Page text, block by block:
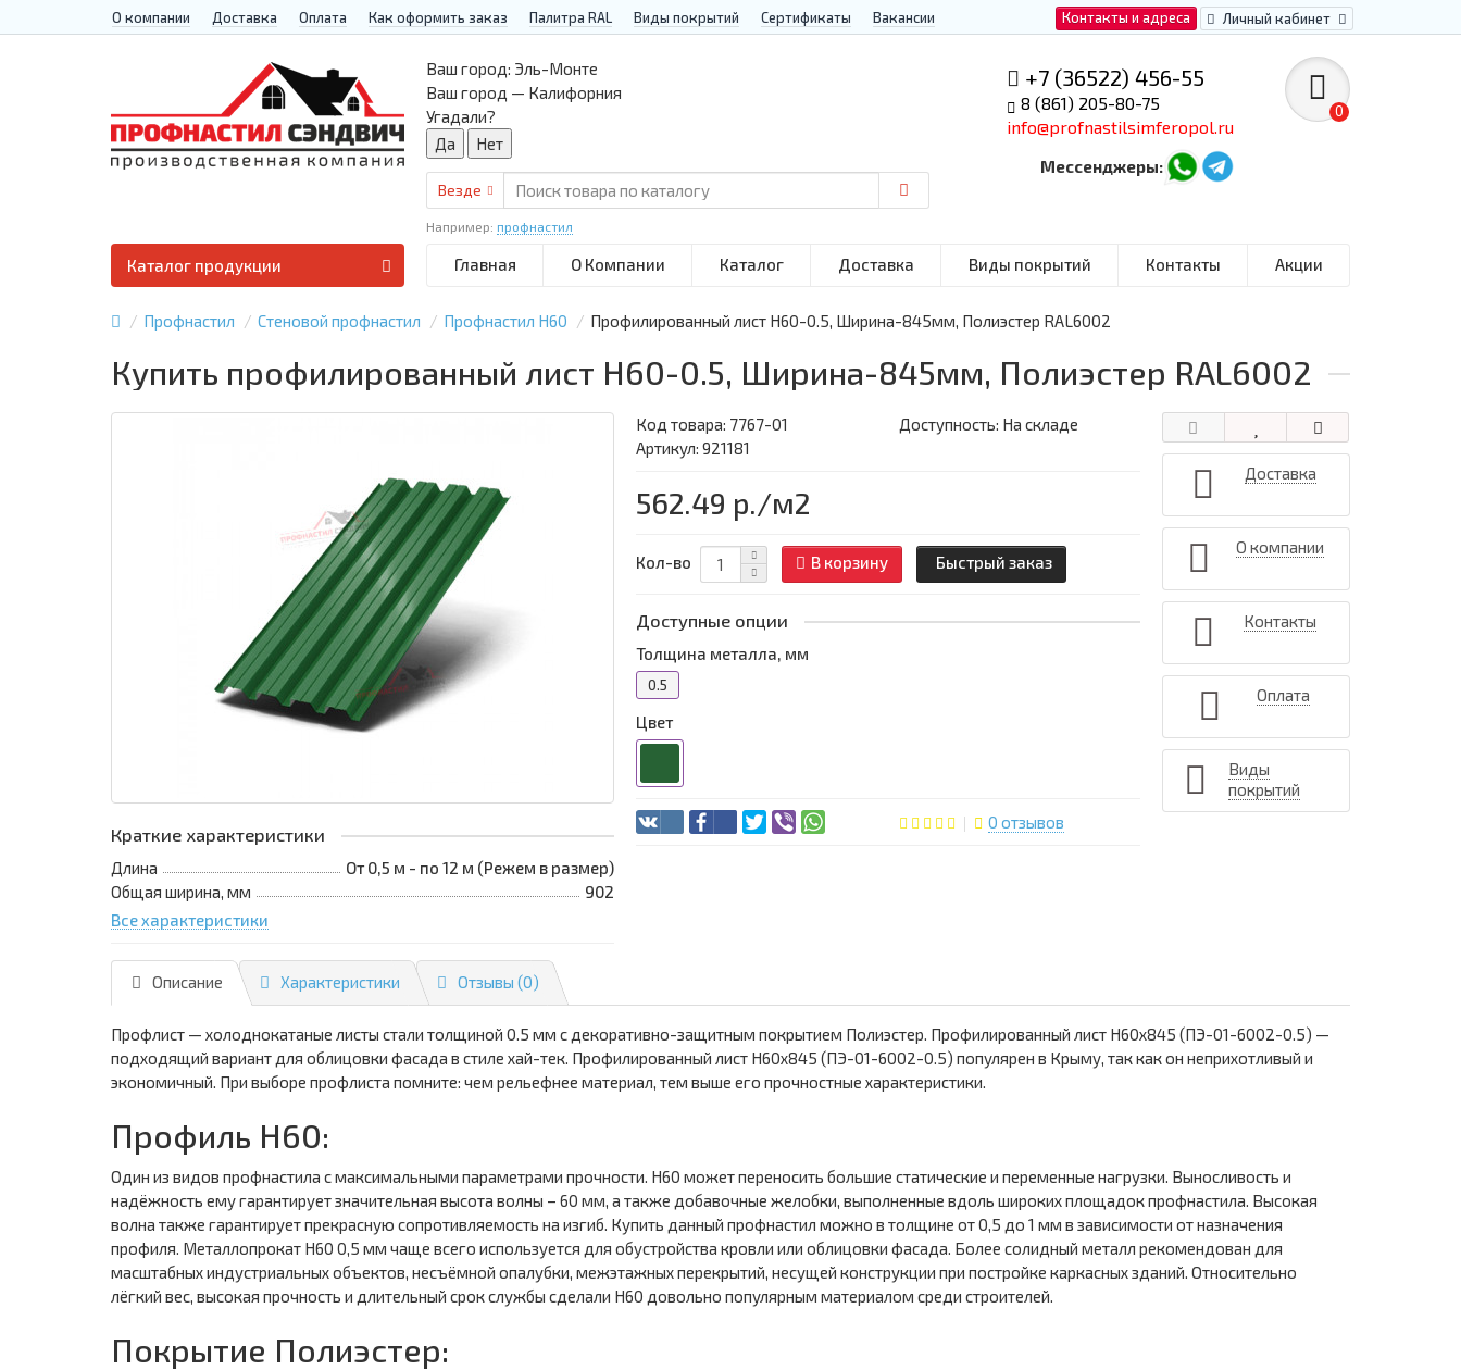
Контакты и адреса Личный кабинет
О компании Доставка Оплата Как оформить заказ Палитра RAL Виды покрытий Сертификаты Вакансии
+7 (36522) 456-55
8 (861) 205-80-75
info@profnastilsimferopol.ru
Мессенджеры:
0
Ваш город: Эль-Монте
Ваш город — Калифорния
Угадали?
Везде
Например: профнастил
Главная О Компании Каталог Доставка Виды покрытий Контакты Акции
Каталог продукции
Профнастил Стеновой профнастил Профнастил Н60 Профилированный лист Н60-0.5, Ширина-845мм, Полиэстер RAL6002
Купить профилированный лист Н60-0.5, Ширина-845мм, Полиэстер RAL6002
Краткие характеристики
Длина
От 0,5 м - по 12 м (Режем в размер)
Общая ширина, мм
902
Все характеристики
Код товара: 7767-01
Доступность: На складе
Артикул: 921181
562.49 р./м2
Кол-во В корзину Быстрый заказ
Доступные опции
Толщина металла, мм
0.5
Цвет
0 отзывов
Доставка
О компании
Контакты
Оплата
Виды
покрытий
Описание Характеристики Отзывы (0)
Профлист — холоднокатаные листы стали толщиной 0.5 мм с декоративно-защитным покрытием Полиэстер. Профилированный лист Н60х845 (ПЭ-01-6002-0.5) —
подходящий вариант для облицовки фасада в стиле хай-тек. Профилированный лист Н60х845 (ПЭ-01-6002-0.5) популярен в Крыму, так как он неприхотливый и
экономичный. При выборе профлиста помните: чем рельефнее материал, тем выше его прочностные характеристики.
Профиль Н60:
Один из видов профнастила с максимальными параметрами прочности. Н60 может переносить большие статические и переменные нагрузки. Выносливость и
надёжность ему гарантирует значительная высота волны – 60 мм, а также добавочные желобки, выполненные вдоль широких площадок профнастила. Высокая
волна также гарантирует прекрасную сопротивляемость на изгиб. Купить данный профнастил можно в толщине от 0,5 до 1 мм в зависимости от назначения
профиля. Металлопрокат Н60 0,5 мм чаще всего используется для обустройства кровли или облицовки фасада. Более солидный металл рекомендован для
масштабных индустриальных объектов, несъёмной опалубки, межэтажных перекрытий, несущей конструкции при постройке каркасных зданий. Относительно
лёгкий вес, высокая прочность и длительный срок службы сделали Н60 довольно популярным материалом среди строителей.
Покрытие Полиэстер: